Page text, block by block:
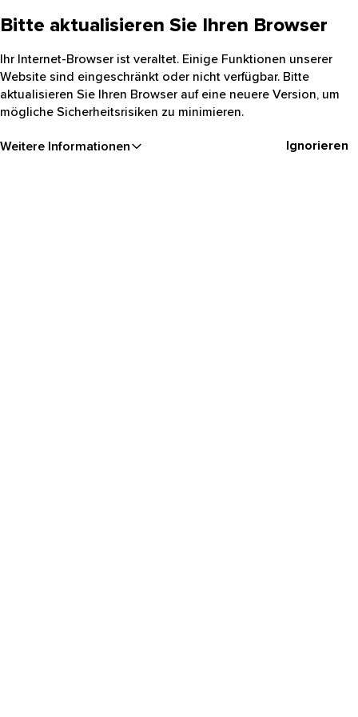
Bitte aktualisieren Sie Ihren Browser
Ihr Internet-Browser ist veraltet. Einige Funktionen unserer
Website sind eingeschränkt oder nicht verfügbar. Bitte
aktualisieren Sie Ihren Browser auf eine neuere Version, um
mögliche Sicherheitsrisiken zu minimieren.
Weitere Informationen Ignorieren